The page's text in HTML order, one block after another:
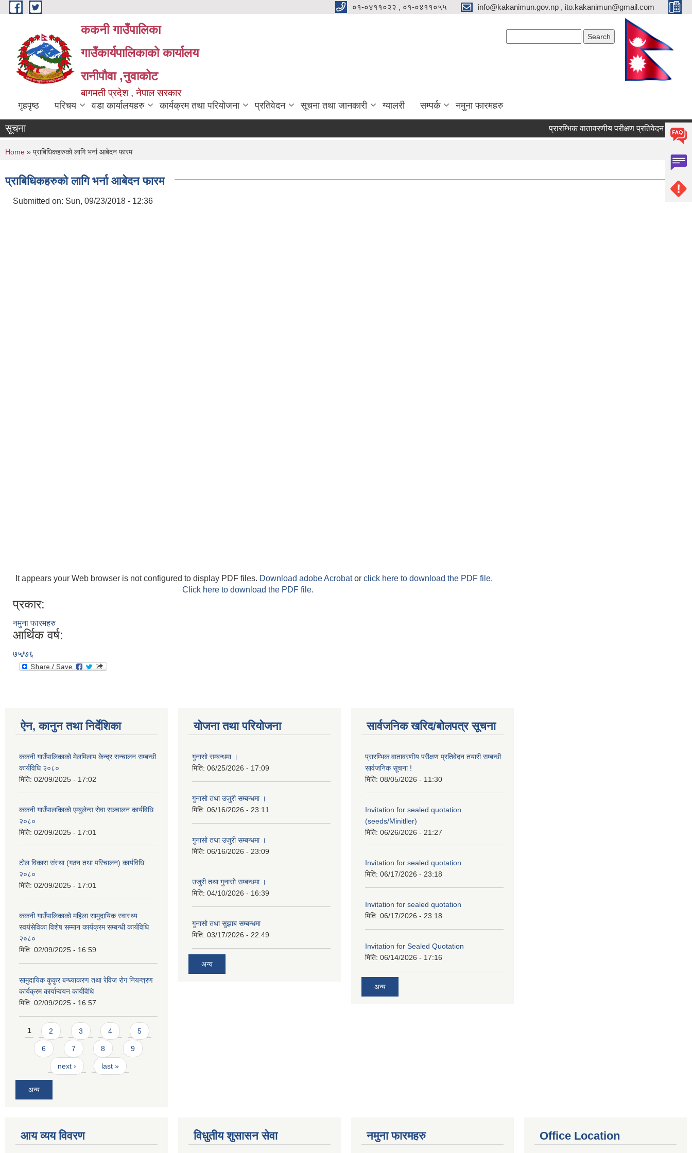
Skip to main content ०१-०४११०२२ , ०१-०४११०५५ info@kakanimun.gov.np , ito.kakanimun@gmail.com
ककनी गाउँपालिका
गाउँकार्यपालिकाको कार्यालय
रानीपौवा ,नुवाकोट
बागमती प्रदेश , नेपाल सरकार
गृहपृष्ठ परिचय वडा कार्यालयहरु कार्यक्रम तथा परियोजना प्रतिवेदन सूचना तथा जानकारी ग्यालरी सम्पर्क नमुना फारमहरु
सूचना प्रारम्भिक वातावरणीय परीक्षण प्रतिवेदन तयारी सम्बन्धी
You are here
Home » प्राबिधिकहरुको लागि भर्ना आबेदन फारम
प्राबिधिकहरुको लागि भर्ना आबेदन फारम
Submitted on: Sun, 09/23/2018 - 12:36
It appears your Web browser is not configured to display PDF files. Download adobe Acrobator click here to download the PDF file.
Click here to download the PDF file.
प्रकार:
नमुना फारमहरु
आर्थिक वर्ष:
७५/७६
ऐन, कानुन तथा निर्देशिका
ककनी गाउँपालिकाको मेलमिलाप केन्द्र सन्चालन सम्बन्धी
कार्यविधि २०८०
मिति: 02/09/2025 - 17:02
ककनी गाउँपालकािको एम्बुलेन्स सेवा सञ्चालन कार्यविधि
२०८०
मिति: 02/09/2025 - 17:01
टोल विकास संस्था (गठन तथा परिचालन) कार्यविधि
२०८०
मिति: 02/09/2025 - 17:01
ककनी गाउँपालिकाको महिला सामुदायिक स्वास्थ्य
स्वयंसेविका विशेष सम्मान कार्यक्रम सम्बन्धी कार्यविधि
२०८०
मिति: 02/09/2025 - 16:59
सामुदायिक कुकुर बन्ध्याकरण तथा रेविज रोग नियन्त्रण
कार्यक्रम कार्यान्वयन कार्यविधि
मिति: 02/09/2025 - 16:57
Pages
1 2 3 4 5
6 7 8 9
next › last »
अन्य
योजना तथा परियोजना
गुनासो सम्बन्धमा ।
मिति: 06/25/2026 - 17:09
गुनासो तथा उजुरी सम्बन्धमा ।
मिति: 06/16/2026 - 23:11
गुनासो तथा उजुरी सम्बन्धमा ।
मिति: 06/16/2026 - 23:09
उजुरी तथा गुनासो सम्बन्धमा ।
मिति: 04/10/2026 - 16:39
गुनासो तथा सुझाब सम्बन्धमा
मिति: 03/17/2026 - 22:49
अन्य
सार्वजनिक खरिद/बोलपत्र सूचना
प्रारम्भिक वातावरणीय परीक्षण प्रतिवेदन तयारी सम्बन्धी
सार्वजनिक सूचना !
मिति: 08/05/2026 - 11:30
Invitation for sealed quotation
(seeds/Minitller)
मिति: 06/26/2026 - 21:27
Invitation for sealed quotation
मिति: 06/17/2026 - 23:18
Invitation for sealed quotation
मिति: 06/17/2026 - 23:18
Invitation for Sealed Quotation
मिति: 06/14/2026 - 17:16
अन्य
आय व्यय विवरण विधुतीय शुसासन सेवा नमुना फारमहरु Office Location